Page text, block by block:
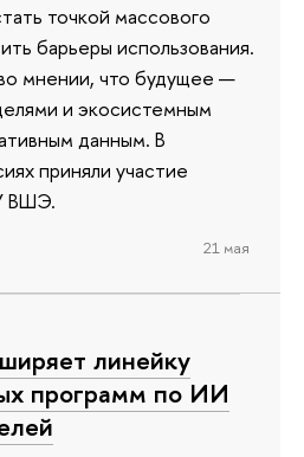
точкой массового
барьеры использования.
мнении, что будущее —
и экосистемным
данным. В
приняли участие
ВШЭ.
21 мая
линейку
программ по ИИ